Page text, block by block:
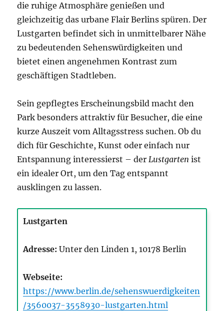
die ruhige Atmosphäre genießen und
gleichzeitig das urbane Flair Berlins spüren. Der
Lustgarten befindet sich in unmittelbarer Nähe
zu bedeutenden Sehenswürdigkeiten und
bietet einen angenehmen Kontrast zum
geschäftigen Stadtleben.
Sein gepflegtes Erscheinungsbild macht den
Park besonders attraktiv für Besucher, die eine
kurze Auszeit vom Alltagsstress suchen. Ob du
dich für Geschichte, Kunst oder einfach nur
Entspannung interessierst – derLustgarten ist
ein idealer Ort, um den Tag entspannt
ausklingen zu lassen.
Lustgarten
Adresse: Unter den Linden 1, 10178 Berlin
Webseite:
https://www.berlin.de/sehenswuerdigkeiten
/3560037-3558930-lustgarten.html